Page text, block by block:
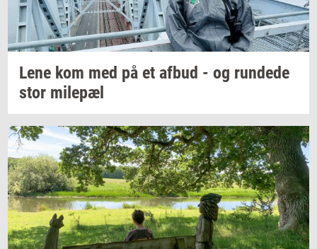
Lene kom med på et afbud - og run­de­de
stor milepæl